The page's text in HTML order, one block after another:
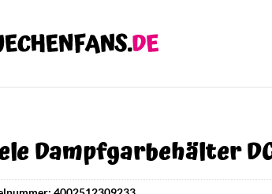
Dampfgarbehälter